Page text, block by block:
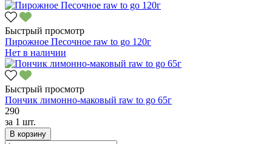
Быстрый просмотр
Пирожное Песочное raw to go 120г
Нет в наличии
Быстрый просмотр
Пончик лимонно-маковый raw to go 65г
290
за 1 шт.
В корзину